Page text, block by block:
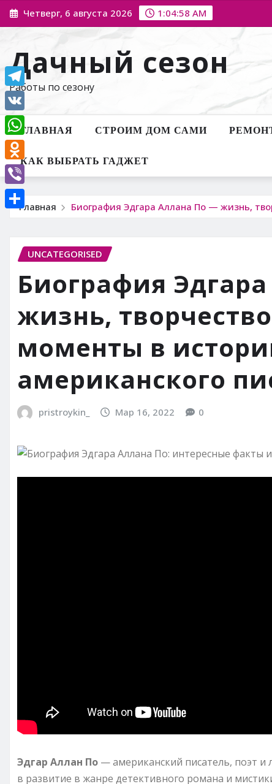
Перейти
к
Четверг, 6 августа 2026 1:04:59 AM
Дачный сезон
Работы по сезону
ГЛАВНАЯ СТРОИМ ДОМ САМИ
КАК ВЫБРАТЬ ГАДЖЕТ
Главная Биография Эдгара Аллана По — жизнь,
UNCATEGORISED
Биография
жизнь,
моменты в
американского
pristroykin_ Мар 16, 2022 0
Эдгар Аллан По — американский писатель, поэт
в развитие в жанре детективного романа и
Telegram
VK
WhatsApp
Odnoklassniki
Viber